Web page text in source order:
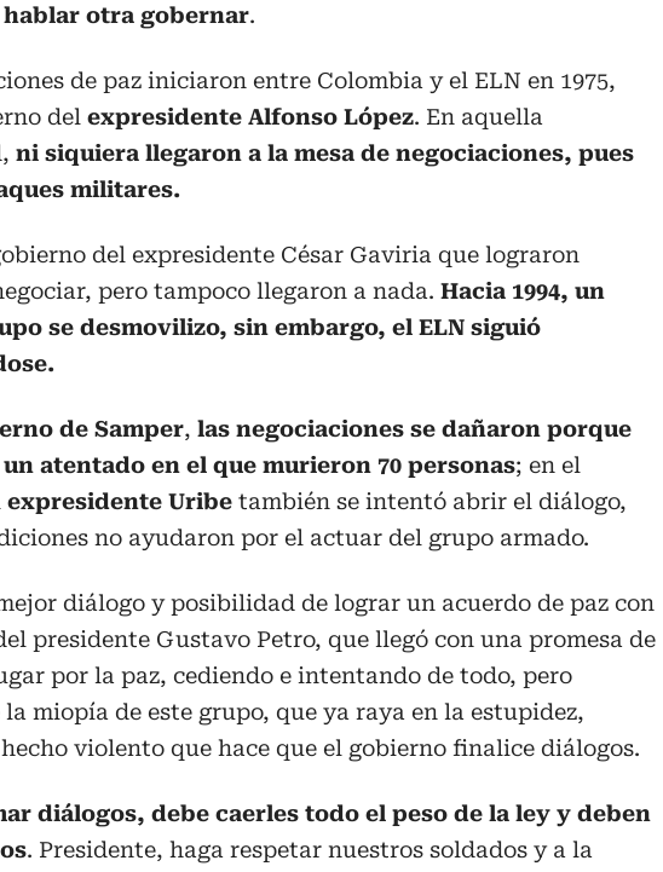
hablar otra gobernar.
de paz iniciaron entre Colombia y el ELN en 1975,
del expresidente Alfonso López. En aquella
ni siquiera llegaron a la mesa de negociaciones, pues
militares.
del expresidente César Gaviria que lograron
pero tampoco llegaron a nada. Hacia 1994, un
se desmovilizo, sin embargo, el ELN siguió
de Samper, las negociaciones se dañaron porque
atentado en el que murieron 70 personas; en el
expresidente Uribe también se intentó abrir el diálogo,
no ayudaron por el actuar del grupo armado.
diálogo y posibilidad de lograr un acuerdo de paz con
presidente Gustavo Petro, que llegó con una promesa de
por la paz, cediendo e intentando de todo, pero
miopía de este grupo, que ya raya en la estupidez,
violento que hace que el gobierno finalice diálogos.
diálogos, debe caerles todo el peso de la ley y deben
. Presidente, haga respetar nuestros soldados y a la